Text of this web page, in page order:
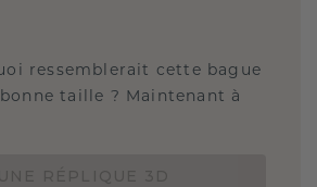
ressemblerait cette bague
taille ? Maintenant à